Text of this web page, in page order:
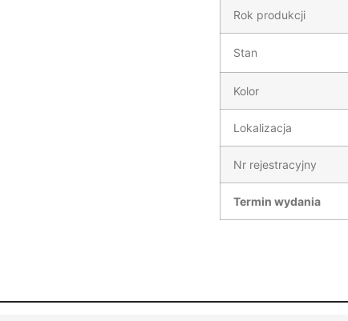
Rok produkcji
Stan
Kolor
Lokalizacja
Nr rejestracyjny
Termin wydania